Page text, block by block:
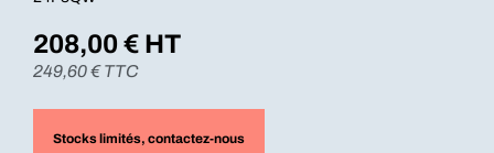
208,00€ HT
249,60€ TTC
Stocks limités, contactez-nous